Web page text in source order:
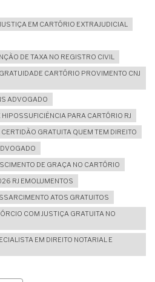
EM CARTÓRIO EXTRAJUDICIAL
DE TAXA NO REGISTRO CIVIL
CARTÓRIO PROVIMENTO CNJ
ADVOGADO
PARA CARTÓRIO RJ
GRATUITA QUEM TEM DIREITO
DE GRAÇA NO CARTÓRIO
RJ EMOLUMENTOS
ATOS GRATUITOS
COM JUSTIÇA GRATUITA NO
EM DIREITO NOTARIAL E